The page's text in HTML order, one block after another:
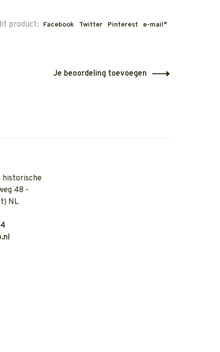
product: Facebook Twitter Pinterest e-mail*
Je beoordeling toevoegen
historische
48 -
NL